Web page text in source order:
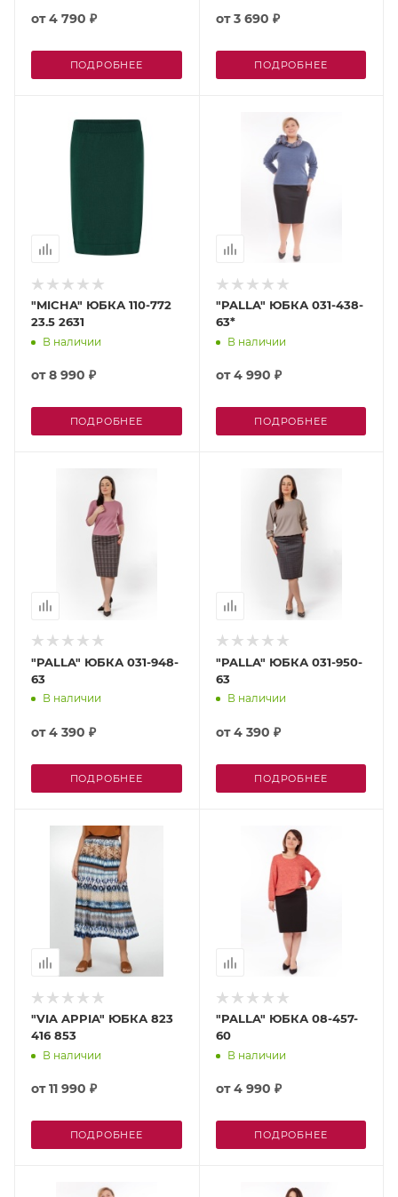
от4 790 ₽
ПОДРОБНЕЕ
от3 690 ₽
ПОДРОБНЕЕ
"MICHA" ЮБКА 110-772
23.5 2631
В наличии
от8 990 ₽
ПОДРОБНЕЕ
"PALLA" ЮБКА 031-438-
63*
В наличии
от4 990 ₽
ПОДРОБНЕЕ
"PALLA" ЮБКА 031-948-
63
В наличии
от4 390 ₽
ПОДРОБНЕЕ
"PALLA" ЮБКА 031-950-
63
В наличии
от4 390 ₽
ПОДРОБНЕЕ
"VIA APPIA" ЮБКА 823
416 853
В наличии
от11 990 ₽
ПОДРОБНЕЕ
"PALLA" ЮБКА 08-457-
60
В наличии
от4 990 ₽
ПОДРОБНЕЕ